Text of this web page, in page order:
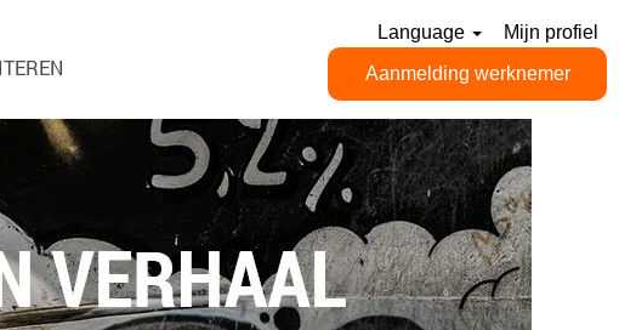
Language
Mijn profiel
Aanmelding werknemer